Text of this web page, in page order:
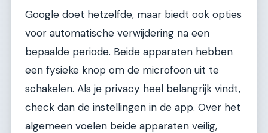
Google doet hetzelfde, maar biedt ook opties
voor automatische verwijdering na een
bepaalde periode. Beide apparaten hebben
een fysieke knop om de microfoon uit te
schakelen. Als je privacy heel belangrijk vindt,
check dan de instellingen in de app. Over het
algemeen voelen beide apparaten veilig,